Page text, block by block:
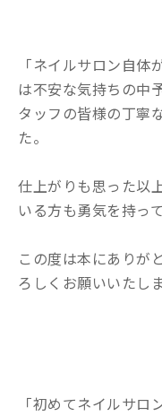
「ネイルサロン自
は不安な気持ちの中
タッフの皆様の丁寧
た。
仕上がりも思った以
いる方も勇気を持っ
この度は本にありが
ろしくお願いいたしま
「初めてネイルサ